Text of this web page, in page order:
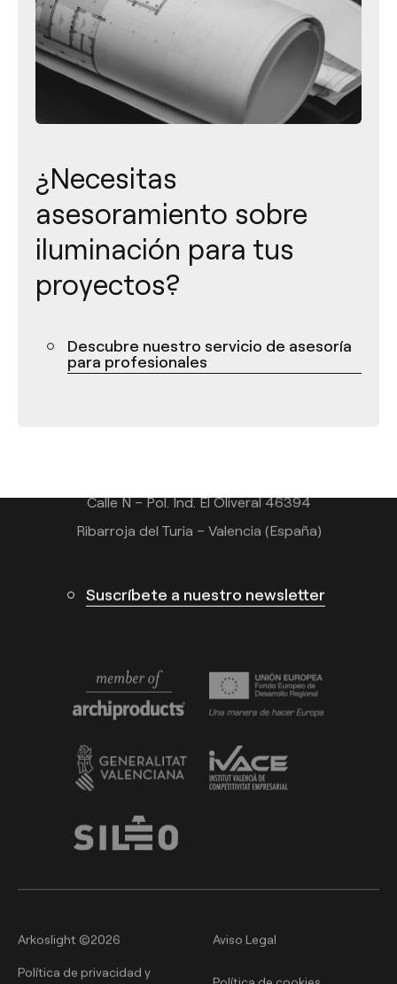
¿Necesitas
asesoramiento sobre
iluminación para tus
proyectos?
Descubre nuestro servicio de asesoría
para profesionales
Contacto
Calle N – Pol. Ind. El Oliveral 46394
Ribarroja del Turia – Valencia (España)
Suscríbete a nuestro newsletter
Arkoslight ©2026 Aviso Legal
Política de privacidad y
Política de cookies